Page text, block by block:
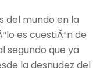
del mundo en la
es cuestiÃ³n de
segundo que ya
la desnudez del